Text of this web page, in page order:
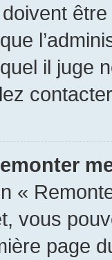
il juge
«
vous
page